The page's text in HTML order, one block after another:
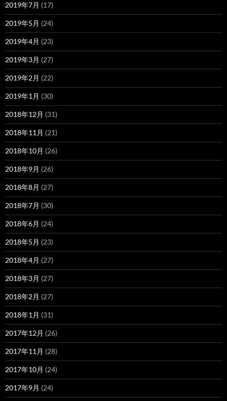
2019年7月 (17)
2019年5月 (24)
2019年4月 (23)
2019年3月 (27)
2019年2月 (22)
2019年1月 (30)
2018年12月 (31)
2018年11月 (21)
2018年10月 (26)
2018年9月 (26)
2018年8月 (27)
2018年7月 (30)
2018年6月 (24)
2018年5月 (23)
2018年4月 (27)
2018年3月 (27)
2018年2月 (27)
2018年1月 (31)
2017年12月 (26)
2017年11月 (28)
2017年10月 (24)
2017年9月 (24)